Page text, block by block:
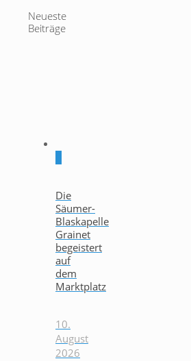
Neueste
Beiträge
Die
Säumer-
Blaskapelle
Grainet
begeistert
auf
dem
Marktplatz
10.
August
2026